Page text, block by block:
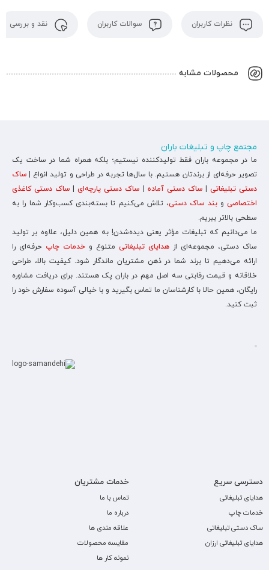
نظرات کاربران سوالات کاربران نقد و بررسی
محصولات مشابه
مجتمع چاپ و تبلیغات باران
ما در مجموعه باران فقط تولیدکننده نیستیم؛ بلکه همراه شما در ساخت یک
تصویر حرفه‌ای از برندتان هستیم. با سال‌ها تجربه در طراحی و تولید انواع | ساک
دستی تبلیغاتی |ساک دستی آماده | ساک دستی پارچه‌ای| ساک دستی کاغذی
اختصاصی وبند ساک دستی، تلاش می‌کنیم تا بسته‌بندی کسب‌وکار شما را به
سطحی بالاتر ببریم.
ما می‌دانیم که تبلیغات مؤثر یعنی دیده‌شدن! به همین دلیل، علاوه بر تولید
ساک دستی، مجموعه‌ای از هدایای تبلیغاتی متنوع و خدمات چاپ حرفه‌ای را
ارائه می‌دهیم تا برند شما در ذهن مشتریان ماندگار شود. کیفیت بالا، طراحی
خلاقانه و قیمت رقابتی سه اصل مهم در باران پک هستند. برای دریافت مشاوره
رایگان، همین حالا با کارشناسان ما تماس بگیرید و با خیالی آسوده سفارش خود را
ثبت کنید.
دسترسی سریع
هدایای تبلیغاتی
خدمات چاپ
ساک دستی تبلیغاتی
هدایای تبلیغاتی ارزان
خدمات مشتریان
تماس با ما
درباره ما
علاقه مندی ها
مقایسه محصولات
نمونه کار ها